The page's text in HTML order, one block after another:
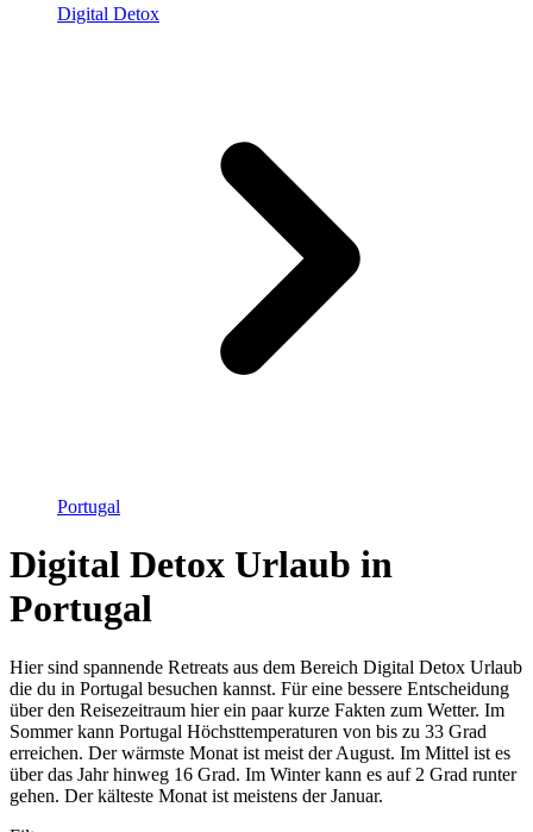
Digital Detox
Portugal
Digital Detox Urlaub in
Portugal
Hier sind spannende Retreats aus dem Bereich Digital Detox Urlaub
die du in Portugal besuchen kannst. Für eine bessere Entscheidung
über den Reisezeitraum hier ein paar kurze Fakten zum Wetter. Im
Sommer kann Portugal Höchsttemperaturen von bis zu 33 Grad
erreichen. Der wärmste Monat ist meist der August. Im Mittel ist es
über das Jahr hinweg 16 Grad. Im Winter kann es auf 2 Grad runter
gehen. Der kälteste Monat ist meistens der Januar.